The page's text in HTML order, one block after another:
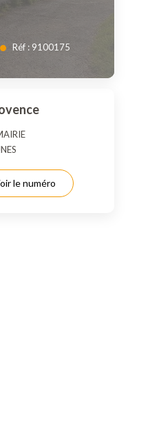
Réf : 9100175
le numéro